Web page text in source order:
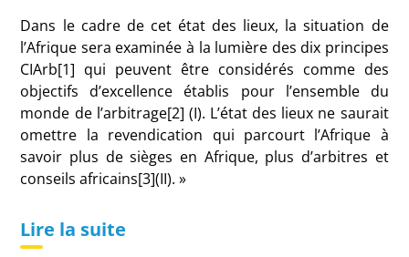
Dans le cadre de cet état des lieux, la situation de
l’Afrique sera examinée à la lumière des dix principes
CIArb[1] qui peuvent être considérés comme des
objectifs d’excellence établis pour l’ensemble du
monde de l’arbitrage[2] (I). L’état des lieux ne saurait
omettre la revendication qui parcourt l’Afrique à
savoir plus de sièges en Afrique, plus d’arbitres et
conseils africains[3](II). »
Lire la suite